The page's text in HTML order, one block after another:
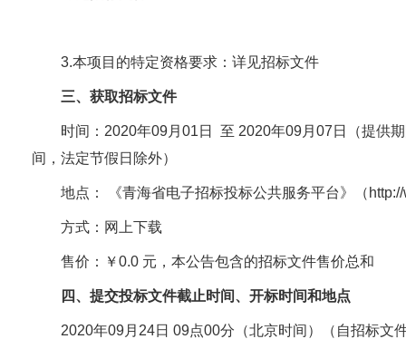
3.本项目的特定资格要求：详见招标文件
三、获取招标文件
时间：2020年09月01日 至 2020年09月07日（提供
间，法定节假日除外）
地点： 《青海省电子招标投标公共服务平台》（
方式：网上下载
售价：￥0.0 元，本公告包含的招标文件售价总和
四、提交投标文件截止时间、开标时间和地点
2020年09月24日 09点00分（北京时间）（自招标文